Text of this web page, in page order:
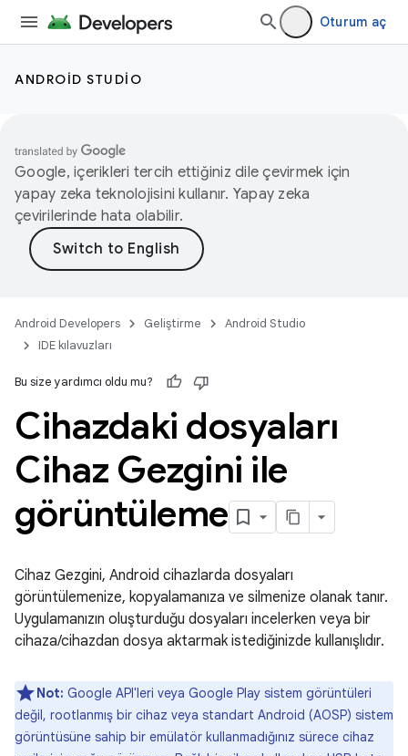
Oturum aç
ANDROID STUDIO
Google, içerikleri tercih ettiğiniz dile çevirmek için
yapay zeka teknolojisini kullanır. Yapay zeka
çevirilerinde hata olabilir.
Android Developers Geliştirme
Android Studio
IDE kılavuzları
Bu size yardımcı oldu mu?
Cihazdaki dosyaları
Cihaz Gezgini ile
görüntüleme
Cihaz Gezgini, Android cihazlarda dosyaları
görüntülemenize, kopyalamanıza ve silmenize olanak tanır.
Uygulamanızın oluşturduğu dosyaları incelerken veya bir
cihaza/cihazdan dosya aktarmak istediğinizde kullanışlıdır.
Not: Google API'leri veya Google Play sistem görüntüleri
değil, rootlanmış bir cihaz veya standart Android (AOSP) sistem
görüntüsüne sahip bir emülatör kullanmadığınız sürece cihaz